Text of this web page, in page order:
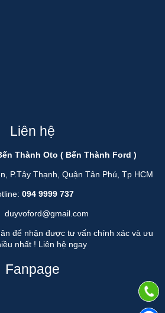
Liên hệ
Thành Oto ( Bến Thành Ford )
P.Tây Thạnh, Quận Tân Phú, Tp HCM
094 9999 737
duyvoford@gmail.com
để nhận được tư vấn chính xác và ưu
nhất ! Liên hệ ngay
Fanpage